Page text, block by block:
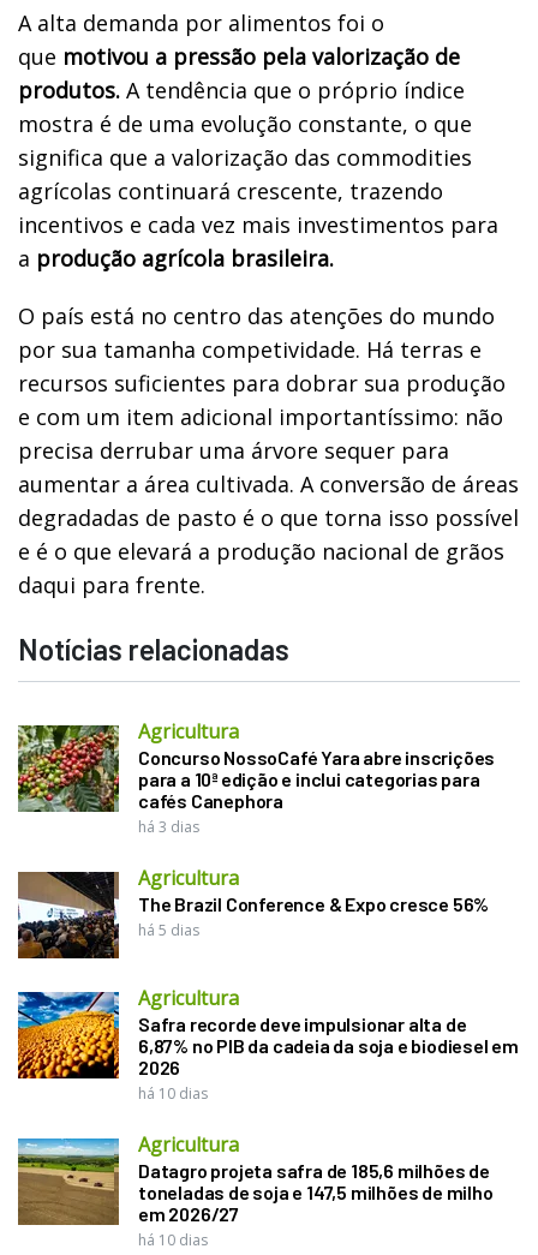
A alta demanda por alimentos foi o
que motivou a pressão pela valorização de
produtos. A tendência que o próprio índice
mostra é de uma evolução constante, o que
significa que a valorização das commodities
agrícolas continuará crescente, trazendo
incentivos e cada vez mais investimentos para
a produção agrícola brasileira.
O país está no centro das atenções do mundo
por sua tamanha competividade. Há terras e
recursos suficientes para dobrar sua produção
e com um item adicional importantíssimo: não
precisa derrubar uma árvore sequer para
aumentar a área cultivada. A conversão de áreas
degradadas de pasto é o que torna isso possível
e é o que elevará a produção nacional de grãos
daqui para frente.
Notícias relacionadas
Agricultura
Concurso NossoCafé Yara abre inscrições
para a 10ª edição e inclui categorias para
cafés Canephora
há 3 dias
Agricultura
The Brazil Conference & Expo cresce 56%
há 5 dias
Agricultura
Safra recorde deve impulsionar alta de
6,87% no PIB da cadeia da soja e biodiesel em
2026
há 10 dias
Agricultura
Datagro projeta safra de 185,6 milhões de
toneladas de soja e 147,5 milhões de milho
em 2026/27
há 10 dias